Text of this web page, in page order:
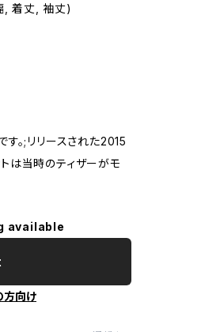
着丈, 袖丈)
。;リリースされた2015
は当時のティザーがモ
available
方向け